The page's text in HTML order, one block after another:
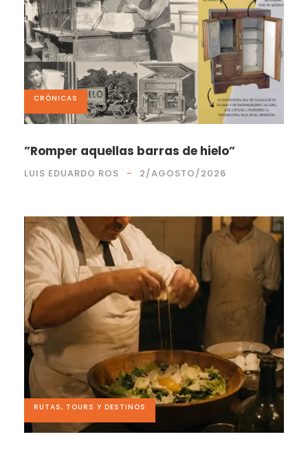
CRÓNICAS
”Romper aquellas barras de hielo”
LUIS EDUARDO ROS 2/AGOSTO/2026
RUTAS, TOURS Y DESTINOS